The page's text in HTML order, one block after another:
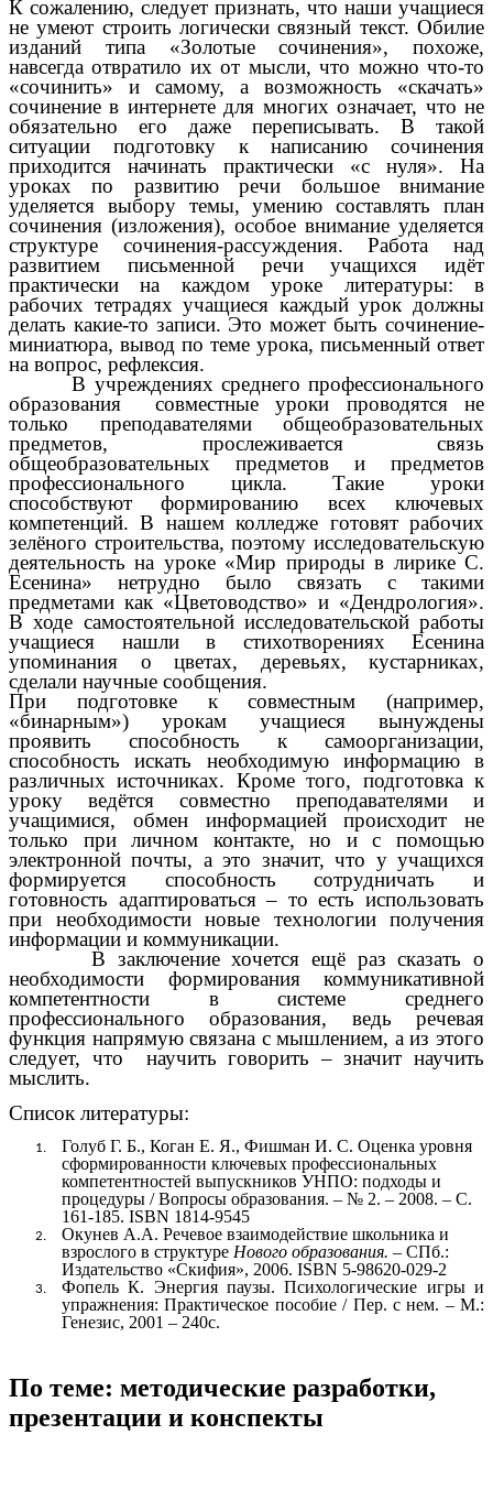
К сожалению, следует признать, что наши учащиеся
не умеют строить логически связный текст. Обилие
изданий типа «Золотые сочинения», похоже,
навсегда отвратило их от мысли, что можно что-то
«сочинить» и самому, а возможность «скачать»
сочинение в интернете для многих означает, что не
обязательно его даже переписывать. В такой
ситуации подготовку к написанию сочинения
приходится начинать практически «с нуля». На
уроках по развитию речи большое внимание
уделяется выбору темы, умению составлять план
сочинения (изложения), особое внимание уделяется
структуре сочинения-рассуждения. Работа над
развитием письменной речи учащихся идёт
практически на каждом уроке литературы: в
рабочих тетрадях учащиеся каждый урок должны
делать какие-то записи. Это может быть сочинение-
миниатюра, вывод по теме урока, письменный ответ
на вопрос, рефлексия.
В учреждениях среднего профессионального
образования совместные уроки проводятся не
только преподавателями общеобразовательных
предметов, прослеживается связь
общеобразовательных предметов и предметов
профессионального цикла. Такие уроки
способствуют формированию всех ключевых
компетенций. В нашем колледже готовят рабочих
зелёного строительства, поэтому исследовательскую
деятельность на уроке «Мир природы в лирике С.
Есенина» нетрудно было связать с такими
предметами как «Цветоводство» и «Дендрология».
В ходе самостоятельной исследовательской работы
учащиеся нашли в стихотворениях Есенина
упоминания о цветах, деревьях, кустарниках,
сделали научные сообщения.
При подготовке к совместным (например,
«бинарным») урокам учащиеся вынуждены
проявить способность к самоорганизации,
способность искать необходимую информацию в
различных источниках. Кроме того, подготовка к
уроку ведётся совместно преподавателями и
учащимися, обмен информацией происходит не
только при личном контакте, но и с помощью
электронной почты, а это значит, что у учащихся
формируется способность сотрудничать и
готовность адаптироваться – то есть использовать
при необходимости новые технологии получения
информации и коммуникации.
В заключение хочется ещё раз сказать о
необходимости формирования коммуникативной
компетентности в системе среднего
профессионального образования, ведь речевая
функция напрямую связана с мышлением, а из этого
следует, что научить говорить – значит научить
мыслить.
Список литературы:
Голуб Г. Б., Коган Е. Я., Фишман И. С. Оценка уровня
сформированности ключевых профессиональных
компетентностей выпускников УНПО: подходы и
процедуры / Вопросы образования. – № 2. – 2008. – С.
161-185. ISBN 1814-9545
Окунев А.А. Речевое взаимодействие школьника и
взрослого в структуре Нового образования. – СПб.:
Издательство «Скифия», 2006. ISBN 5-98620-029-2
Фопель К. Энергия паузы. Психологические игры и
упражнения: Практическое пособие / Пер. с нем. – М.:
Генезис, 2001 – 240с.
По теме: методические разработки,
презентации и конспекты